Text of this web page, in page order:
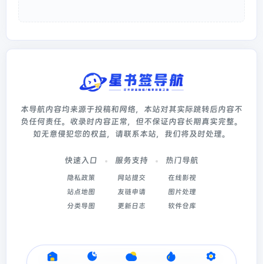
本导航内容均来源于投稿和网络，本站对其实际跳转后内容不
负任何责任。收录时内容正常，但不保证内容长期真实完整。
如无意侵犯您的权益，请联系本站，我们将及时处理。
快速入口
隐私政策
站点地图
分类导图
服务支持
网站提交
友链申请
更新日志
热门导航
在线影视
图片处理
软件仓库
Copyright © 2026 星书签导航 冀ICP备2022003214号-5